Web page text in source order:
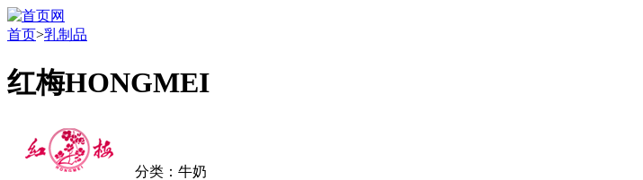
首页>乳制品
红梅HONGMEI
分类：牛奶